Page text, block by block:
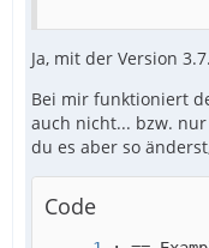
Ja, mit der Version
Bei mir funktioniert
auch nicht... bzw.
du es aber so
Code